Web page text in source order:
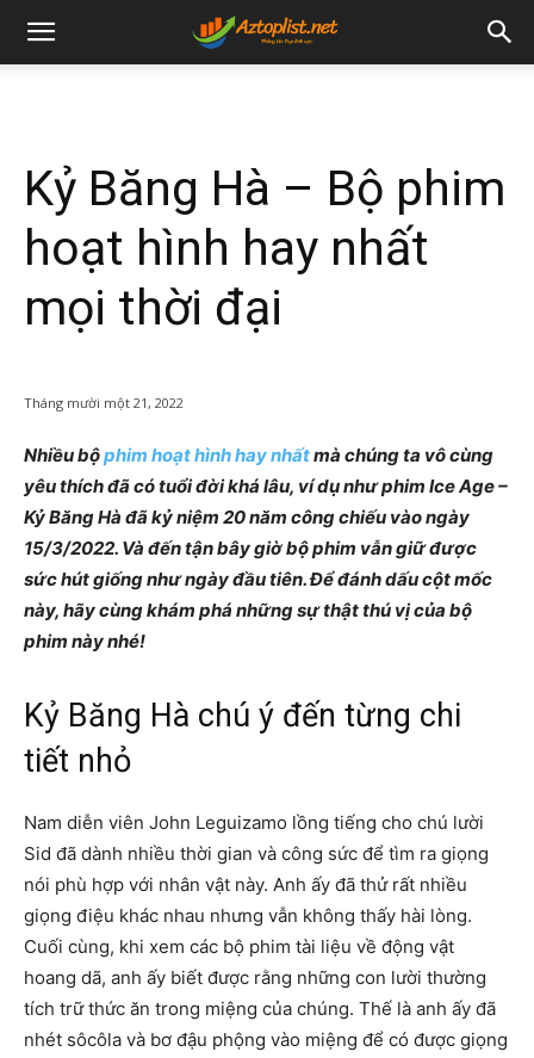
Kỷ Băng Hà – Bộ phim
hoạt hình hay nhất
mọi thời đại
Tháng mười một 21, 2022
Nhiều bộphim hoạt hình hay nhấtmà chúng ta vô cùng
yêu thích đã có tuổi đời khá lâu, ví dụ như phim Ice Age –
Kỷ Băng Hà đã kỷ niệm 20 năm công chiếu vào ngày
15/3/2022. Và đến tận bây giờ bộ phim vẫn giữ được
sức hút giống như ngày đầu tiên. Để đánh dấu cột mốc
này, hãy cùng khám phá những sự thật thú vị của bộ
phim này nhé!
Kỷ Băng Hà chú ý đến từng chi
tiết nhỏ
Nam diễn viên John Leguizamo lồng tiếng cho chú lười
Sid đã dành nhiều thời gian và công sức để tìm ra giọng
nói phù hợp với nhân vật này. Anh ấy đã thử rất nhiều
giọng điệu khác nhau nhưng vẫn không thấy hài lòng.
Cuối cùng, khi xem các bộ phim tài liệu về động vật
hoang dã, anh ấy biết được rằng những con lười thường
tích trữ thức ăn trong miệng của chúng. Thế là anh ấy đã
nhét sôcôla và bơ đậu phộng vào miệng để có được giọng